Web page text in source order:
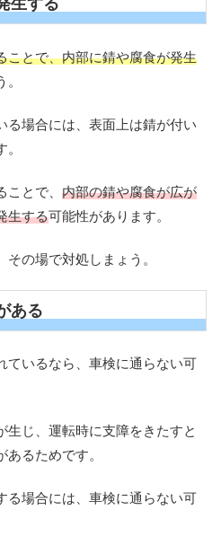
生する
ことで、内部に錆や腐食が発生
る場合には、表面上は錆が付い
とで、 内部の錆や腐食が広が
生する可能性があります。
の場で対処しまょう。
ある
ているなら、車検に通らない可
生じ、運転時に支障をきたすと
るためです。
る場合には、車検に通らない可